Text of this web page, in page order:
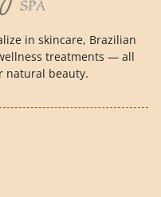
in skincare, Brazilian
treatments — all
natural beauty.